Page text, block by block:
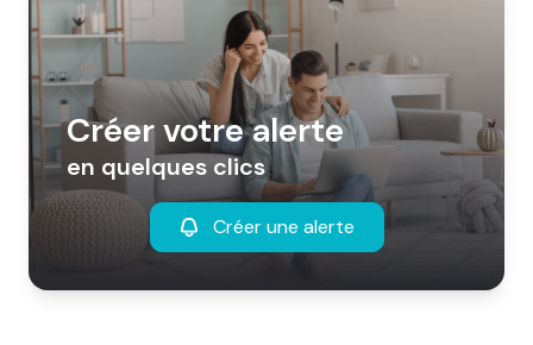
Créer votre alerte
en quelques clics
Créer une alerte